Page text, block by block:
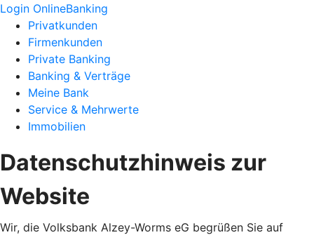
Login OnlineBanking
Privatkunden
Firmenkunden
Private Banking
Banking & Verträge
Meine Bank
Service & Mehrwerte
Immobilien
Datenschutzhinweis zur
Website
Wir, die Volksbank Alzey-Worms eG begrüßen Sie auf